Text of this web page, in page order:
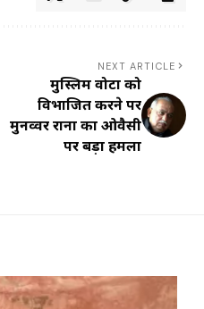
NEXT ARTICLE
मुस्लिम वोटों को
विभाजित करने पर
मुनव्वर राना का ओवैसी
पर बड़ा हमला